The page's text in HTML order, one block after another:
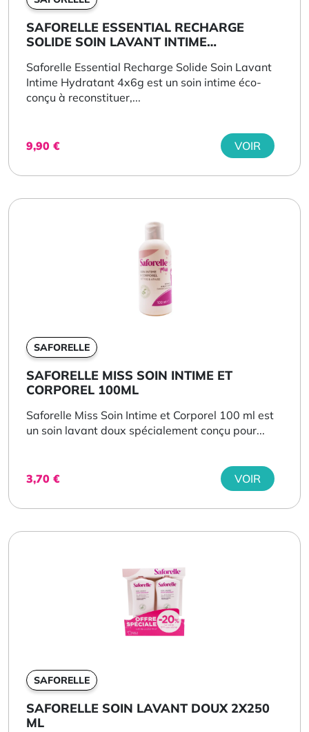
SAFORELLE ESSENTIAL RECHARGE
SOLIDE SOIN LAVANT INTIME
Saforelle Essential Recharge Solide Soin Lavant
Intime Hydratant 4x6g est un soin intime éco-
conçu à reconstituer,...
9,90 € VOIR
SAFORELLE
SAFORELLE MISS SOIN INTIME ET
CORPOREL 100ML
Saforelle Miss Soin Intime et Corporel 100 ml est
un soin lavant doux spécialement conçu pour...
3,70 € VOIR
SAFORELLE
SAFORELLE SOIN LAVANT DOUX 2X250
ML